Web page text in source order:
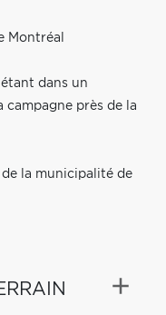
Montréal
dans un
près de la
la municipalité de